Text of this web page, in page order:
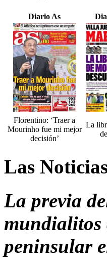
Diario As
Florentino: ‘Traer a
Mourinho fue mi mejor
decisión’
La
Las
La previa
mundialitos
peninsular